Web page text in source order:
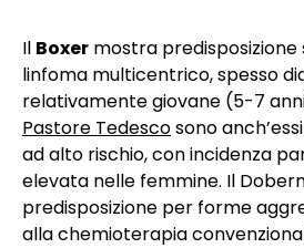
Il Boxer mostra
linfoma multicentrico, spesso
relativamente giovane (5-7
Pastore Tedescosono
ad alto rischio, con incidenza
elevata nelle femmine. Il
predisposizione per forme
alla chemioterapia